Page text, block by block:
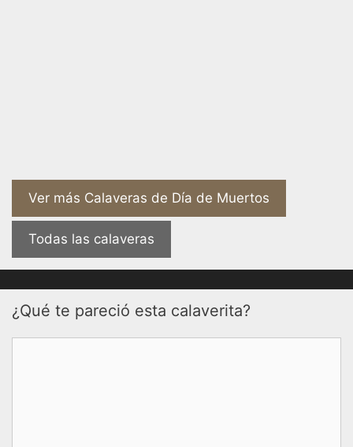
Ver más Calaveras de Día de Muertos
Todas las calaveras
¿Qué te pareció esta calaverita?